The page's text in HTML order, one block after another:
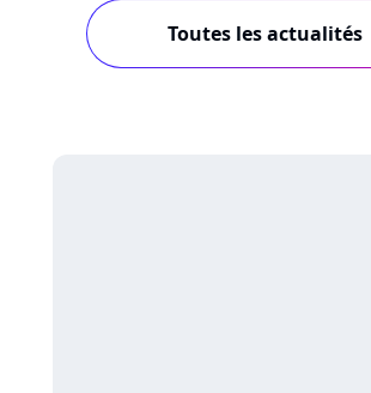
Toutes les actualités